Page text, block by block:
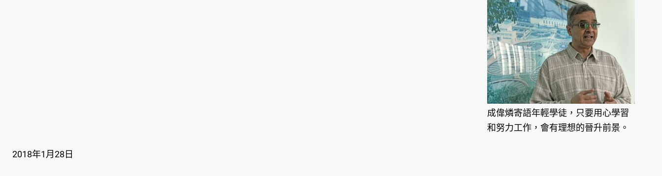
成偉燐寄語年輕學徒，只要用心學習
和努力工作，會有理想的晉升前景。
2018年1月28日